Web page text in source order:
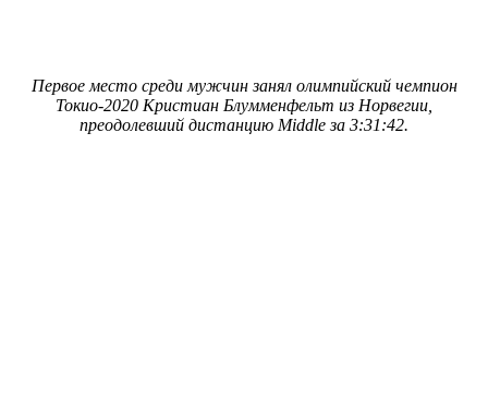
Первое место среди мужчин занял олимпийский чемпион
Токио-2020 Кристиан Блумменфельт из Норвегии,
преодолевший дистанцию Middle за 3:31:42.